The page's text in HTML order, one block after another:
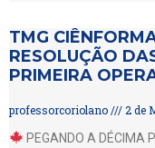
TMG
RESOLUÇÃO
PRIMEIRA
professorcoriolano
2 de
PEGANDO A DÉCIMA